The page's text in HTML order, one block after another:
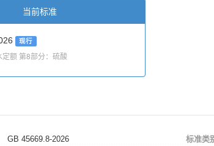
当前标准
现行
额 第8部分：硫酸
GB 45669.8-2026
标准类